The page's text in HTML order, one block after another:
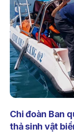
Chi đoàn Ban
thả sinh vật